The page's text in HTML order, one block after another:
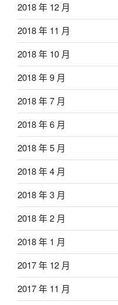
2018 年 12 月
2018 年 11 月
2018 年 10 月
2018 年 9 月
2018 年 7 月
2018 年 6 月
2018 年 5 月
2018 年 4 月
2018 年 3 月
2018 年 2 月
2018 年 1 月
2017 年 12 月
2017 年 11 月